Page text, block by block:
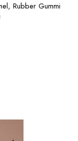
Rubber Gummi